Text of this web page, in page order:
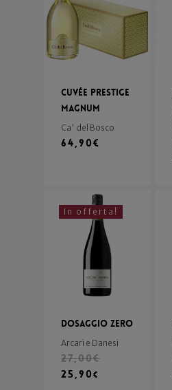
Cuvée Prestige
Magnum
Ca' del Bosco
64,90€
In offerta!
Dosaggio Zero
Arcari e Danesi
27,00€
25,90€